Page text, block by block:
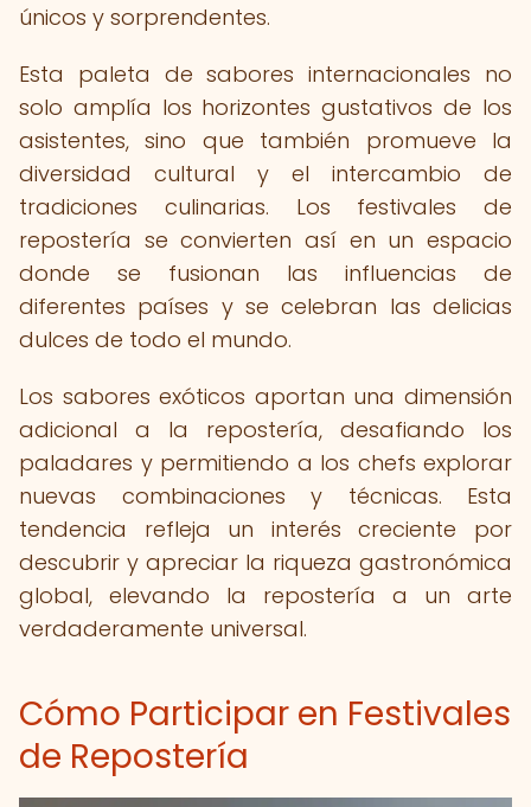
únicos y sorprendentes.
Esta paleta de sabores internacionales no
solo amplía los horizontes gustativos de los
asistentes, sino que también promueve la
diversidad cultural y el intercambio de
tradiciones culinarias. Los festivales de
repostería se convierten así en un espacio
donde se fusionan las influencias de
diferentes países y se celebran las delicias
dulces de todo el mundo.
Los sabores exóticos aportan una dimensión
adicional a la repostería, desafiando los
paladares y permitiendo a los chefs explorar
nuevas combinaciones y técnicas. Esta
tendencia refleja un interés creciente por
descubrir y apreciar la riqueza gastronómica
global, elevando la repostería a un arte
verdaderamente universal.
Cómo Participar en Festivales
de Repostería